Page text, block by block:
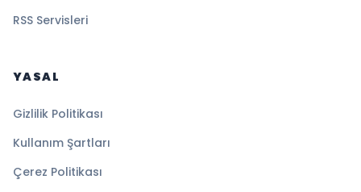
RSS Servisleri
YASAL
Gizlilik Politikası
Kullanım Şartları
Çerez Politikası